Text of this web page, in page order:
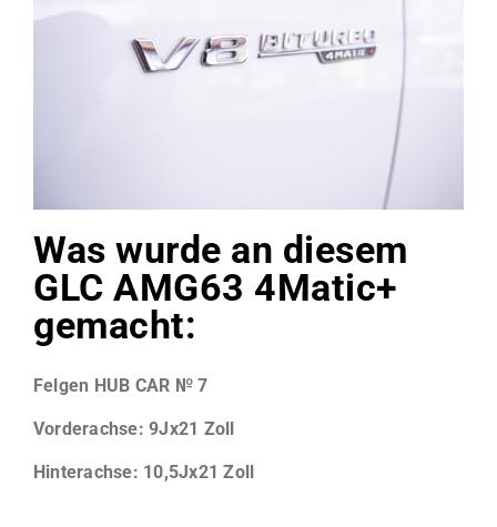
Was wurde an diesem
GLC AMG63 4Matic+
gemacht:
Felgen HUB CAR № 7
Vorderachse: 9Jx21 Zoll
Hinterachse: 10,5Jx21 Zoll